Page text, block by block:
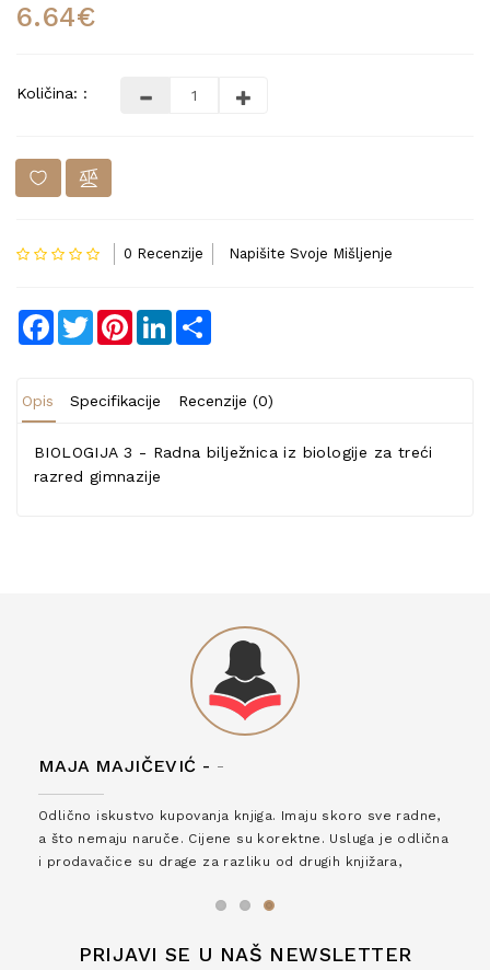
6.64€
Količina: :
0 Recenzije Napišite Svoje Mišljenje
Facebook
TwitterPinterestLinkedIn
Opis Specifikacije Recenzije (0)
BIOLOGIJA 3 - Radna bilježnica iz biologije za treći
razred gimnazije
MAJA MAJIČEVIĆ - -
Odlično iskustvo kupovanja knjiga. Imaju skoro sve radne,
a što nemaju naruče. Cijene su korektne. Usluga je odlična
i prodavačice su drage za razliku od drugih knjižara,
PRIJAVI SE U NAŠ NEWSLETTER